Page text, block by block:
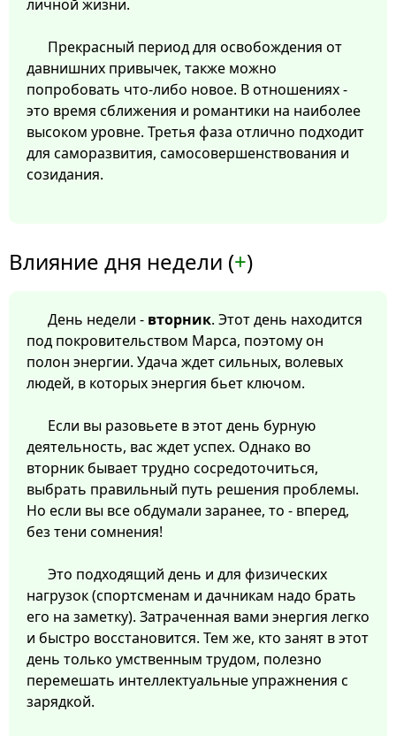
личной жизни.
Прекрасный период для освобождения от
давнишних привычек, также можно
попробовать что-либо новое. В отношениях -
это время сближения и романтики на наиболее
высоком уровне. Третья фаза отлично подходит
для саморазвития, самосовершенствования и
созидания.
Влияние дня недели (+)
День недели - вторник. Этот день находится
под покровительством Марса, поэтому он
полон энергии. Удача ждет сильных, волевых
людей, в которых энергия бьет ключом.
Если вы разовьете в этот день бурную
деятельность, вас ждет успех. Однако во
вторник бывает трудно сосредоточиться,
выбрать правильный путь решения проблемы.
Но если вы все обдумали заранее, то - вперед,
без тени сомнения!
Это подходящий день и для физических
нагрузок (спортсменам и дачникам надо брать
его на заметку). Затраченная вами энергия легко
и быстро восстановится. Тем же, кто занят в этот
день только умственным трудом, полезно
перемешать интеллектуальные упражнения с
зарядкой.